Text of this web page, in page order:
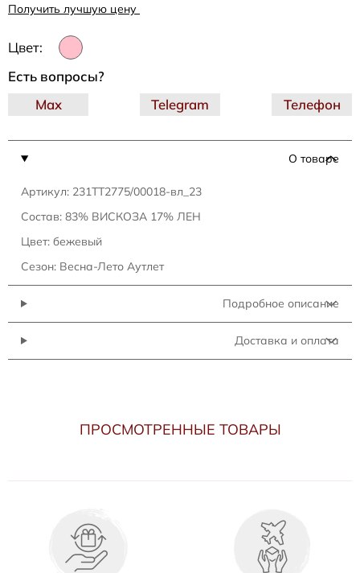
Получить лучшую цену
Цвет:
О товаре
Артикул: 231TT2775/00018-вл_23
Состав: 83% ВИСКОЗА 17% ЛЕН
Цвет: бежевый
Сезон: Весна-Лето Аутлет
Подробное описание
Доставка и оплата
Есть вопросы?
Telegram
Max Телефон
ПРОСМОТРЕННЫЕ ТОВАРЫ